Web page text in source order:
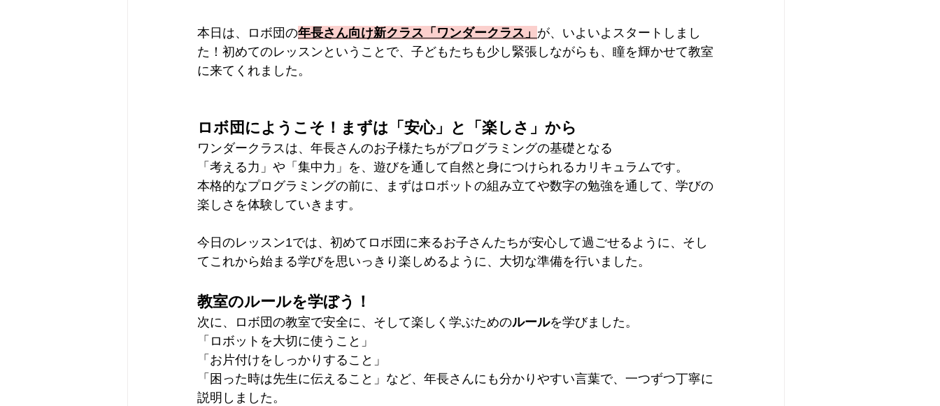
本日は、ロボ団の年長さん向け新クラス「ワンダークラス」 が、いよいよスタートしまし
た！初めてのレッスンということで、子どもたちも少し緊張しながらも、瞳を輝かせて教室
に来てくれました。
ロボ団にようこそ！まずは「安心」と「楽しさ」から
ワンダークラスは、年長さんのお子様たちがプログラミングの基礎となる
「考える力」や「集中力」を、遊びを通して自然と身につけられるカリキュラムです。
本格的なプログラミングの前に、まずはロボットの組み立てや数字の勉強を通して、学びの
楽しさを体験していきます。
今日のレッスン1では、初めてロボ団に来るお子さんたちが安心して過ごせるように、そし
てこれから始まる学びを思いっきり楽しめるように、大切な準備を行いました。
教室のルールを学ぼう！
次に、ロボ団の教室で安全に、そして楽しく学ぶためのルールを学びました。
「ロボットを大切に使うこと」
「お片付けをしっかりすること」
「困った時は先生に伝えること」など、年長さんにも分かりやすい言葉で、一つずつ丁寧に
説明しました。